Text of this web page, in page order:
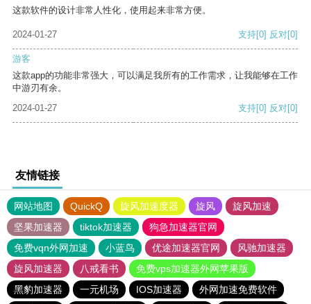
这款软件的设计非常人性化，使用起来非常方便。
2024-01-27 支持[0] 反对[0]
游客
这款app的功能非常强大，可以满足我所有的工作需求，让我能够在工作
中游刃有余。
2024-01-27
支持[0] 反对[0]
友情链接
网站地图 QuickQ 旋风加速度器 旋风
旋风加速
坚果加速器
tiktok加速器
狗急加速器官网
免费vqn外网加速
小蓝鸟 优途加速器官网
风驰加速器
旋风加速器
八戒看书
免费vps加速器外网苹果版
黑豹加速器
一元机场 IOS加速器
外网加速免费软件